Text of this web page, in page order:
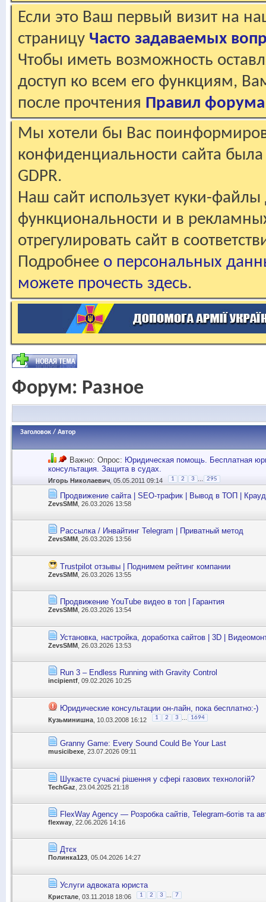
Если это Ваш первый визит на
страницу Часто задаваемых
Чтобы иметь возможность
доступ ко всем его функциям,
после прочтения Правил форума
Мы хотели бы Вас
конфиденциальности сайта
GDPR.
Наш сайт использует куки-файлы
функциональности и в
отрегулировать сайт в
Подробнее о персональных
можете прочесть здесь.
Форум: Разное
Заголовок / Автор
Важно: Опрос: Юридическая помощь. Бесплатная
консультация. Защита в судах.
Игорь Николаевич , 05.05.2011 09:14 1 2 3 295
Продвижение сайта | SEO-трафик | Вывод в ТОП |
ZevsSMM , 26.03.2026 13:58
Рассылка / Инвайтинг Telegram | Приватный метод
ZevsSMM , 26.03.2026 13:56
Trustpilot отзывы | Поднимем рейтинг компании
ZevsSMM , 26.03.2026 13:55
Продвижение YouTube видео в топ | Гарантия
ZevsSMM , 26.03.2026 13:54
Установка, настройка, доработка сайтов | 3D |
ZevsSMM , 26.03.2026 13:53
Run 3 – Endless Running with Gravity Control
incipientf , 09.02.2026 10:25
Юридические консультации он-лайн, пока бесплатно:-)
Кузьминишна , 10.03.2008 16:12 1 2 3 1694
Granny Game: Every Sound Could Be Your Last
musicibexe , 23.07.2026 09:11
Шукаєте сучасні рішення у сфері газових технологій?
TechGaz , 23.04.2025 21:18
FlexWay Agency — Розробка сайтів, Telegram-ботів та
flexway , 22.06.2026 14:16
Дтєк
Полинка123, 05.04.2026 14:27
Услуги адвоката юриста
Кристале , 03.11.2018 18:06 1 2 3 7